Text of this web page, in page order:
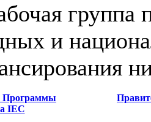
группа
и
Программы
IEC